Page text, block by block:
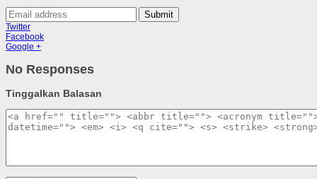
Submit
Twitter
Facebook
Google +
No Responses
Tinggalkan Balasan